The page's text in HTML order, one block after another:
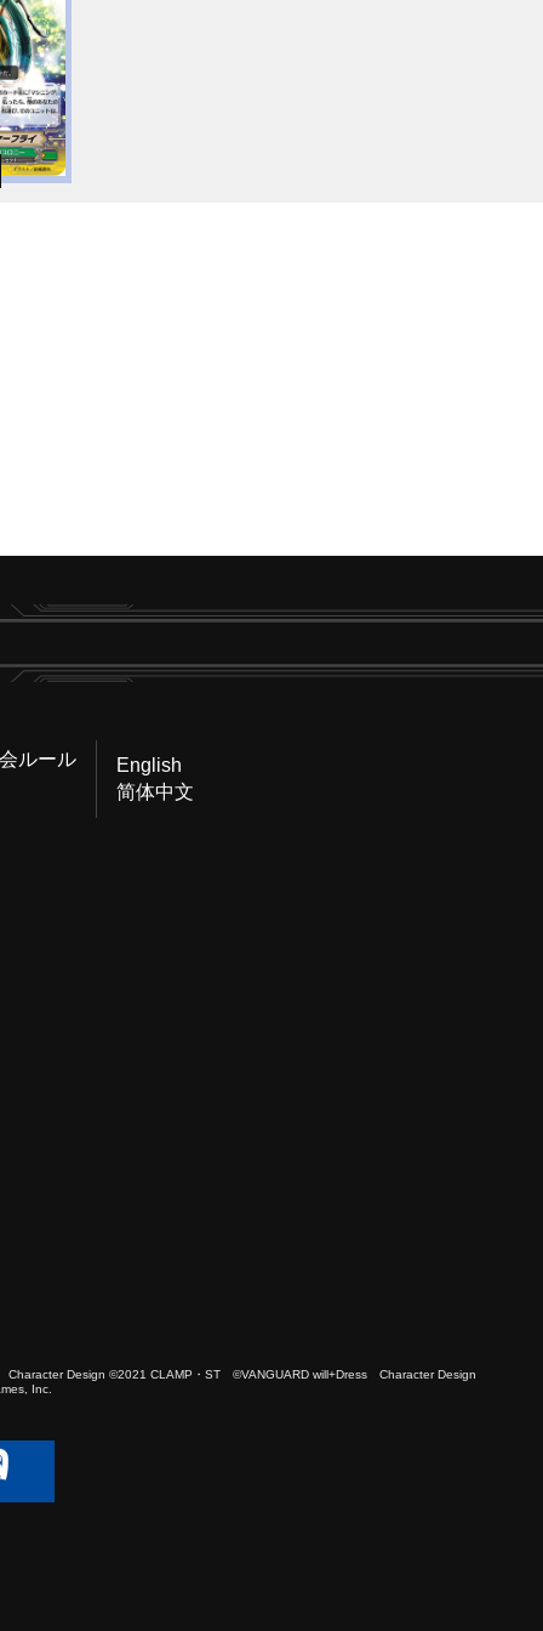
ルール
English
简体中文
Design ©2021 CLAMP・ST ©VANGUARD will+Dress Character Design
Inc.